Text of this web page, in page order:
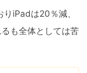
iPadは20％減、
も全体としては苦